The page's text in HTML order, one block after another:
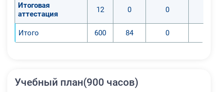
Итоговая
аттестация
12 0 0
Итого 600 84 0
Учебный план(900 часов)